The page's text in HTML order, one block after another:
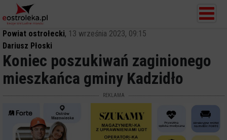
Powiat ostrołecki, 13 września 2023, 09:15
Dariusz Płoski
Koniec poszukiwań zaginionego
mieszkańca gminy Kadzidło
REKLAMA